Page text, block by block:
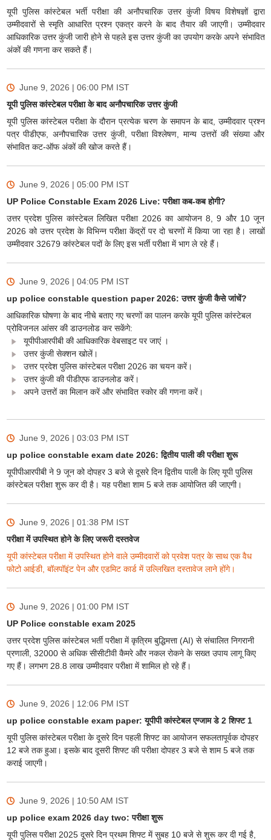
यूपी पुलिस कांस्टेबल भर्ती परीक्षा की अनौपचारिक उत्तर कुंजी विषय विशेषज्ञों द्वारा
उम्मीदवारों से स्मृति आधारित प्रश्न एकत्र करने के बाद तैयार की जाएगी। उम्मीदवार
आधिकारिक उत्तर कुंजी जारी होने से पहले इस उत्तर कुंजी का उपयोग करके अपने संभावित
अंकों की गणना कर सकते हैं।
June 9, 2026 | 06:00 PM IST
यूपी पुलिस कांस्टेबल परीक्षा के बाद अनौपचारिक उत्तर कुंजी
यूपी पुलिस कांस्टेबल परीक्षा के दौरान प्रत्येक चरण के समापन के बाद, उम्मीदवार प्रश्न
पत्र पीडीएफ, अनौपचारिक उत्तर कुंजी, परीक्षा विश्लेषण, मान्य उत्तरों की संख्या और
संभावित कट-ऑफ अंकों की खोज करते हैं।
June 9, 2026 | 05:00 PM IST
UP Police Constable Exam 2026 Live: परीक्षा कब-कब होगी?
उत्तर प्रदेश पुलिस कांस्टेबल लिखित परीक्षा 2026 का आयोजन 8, 9 और 10 जून
2026 को उत्तर प्रदेश के विभिन्न परीक्षा केंद्रों पर दो चरणों में किया जा रहा है। लाखों
उम्मीदवार 32679 कांस्टेबल पदों के लिए इस भर्ती परीक्षा में भाग ले रहे हैं।
June 9, 2026 | 04:05 PM IST
up police constable question paper 2026: उत्तर कुंजी कैसे जांचें?
आधिकारिक घोषणा के बाद नीचे बताए गए चरणों का पालन करके यूपी पुलिस कांस्टेबल
प्रोविजनल आंसर की डाउनलोड कर सकेंगे:
यूपीपीआरपीबी की आधिकारिक वेबसाइट पर जाएं ।
उत्तर कुंजी सेक्शन खोलें।
उत्तर प्रदेश पुलिस कांस्टेबल परीक्षा 2026 का चयन करें।
उत्तर कुंजी की पीडीएफ डाउनलोड करें।
अपने उत्तरों का मिलान करें और संभावित स्कोर की गणना करें।
June 9, 2026 | 03:03 PM IST
up police constable exam date 2026: द्वितीय पाली की परीक्षा शुरू
यूपीपीआरपीबी ने 9 जून को दोपहर 3 बजे से दूसरे दिन द्वितीय पाली के लिए यूपी पुलिस
कांस्टेबल परीक्षा शुरू कर दी है। यह परीक्षा शाम 5 बजे तक आयोजित की जाएगी।
June 9, 2026 | 01:38 PM IST
परीक्षा में उपस्थित होने के लिए जरूरी दस्तवेज
यूपी कांस्टेबल परीक्षा में उपस्थित होने वाले उम्मीदवारों को प्रवेश पत्र के साथ एक वैध
फोटो आईडी, बॉलपॉइंट पेन और एडमिट कार्ड में उल्लिखित दस्तावेज लाने होंगे।
June 9, 2026 | 01:00 PM IST
UP Police constable exam 2025
उत्तर प्रदेश पुलिस कांस्टेबल भर्ती परीक्षा में कृत्रिम बुद्धिमत्ता (AI) से संचालित निगरानी
प्रणाली, 32000 से अधिक सीसीटीवी कैमरे और नकल रोकने के सख्त उपाय लागू किए
गए हैं। लगभग 28.8 लाख उम्मीदवार परीक्षा में शामिल हो रहे हैं।
June 9, 2026 | 12:06 PM IST
up police constable exam paper: यूपीपी कांस्टेबल एग्जाम डे 2 शिफ्ट 1
यूपी पुलिस कांस्टेबल परीक्षा के दूसरे दिन पहली शिफ्ट का आयोजन सफलतापूर्वक दोपहर
12 बजे तक हुआ। इसके बाद दूसरी शिफ्ट की परीक्षा दोपहर 3 बजे से शाम 5 बजे तक
कराई जाएगी।
June 9, 2026 | 10:50 AM IST
up police exam 2026 day two: परीक्षा शुरू
यूपी पुलिस परीक्षा 2025 दूसरे दिन प्रथम शिफ्ट में सुबह 10 बजे से शुरू कर दी गई है,